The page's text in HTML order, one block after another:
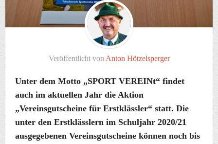
Veröffentlicht von Anton Hötzelsperger
Unter dem Motto „SPORT VEREINt“ findet
auch im aktuellen Jahr die Aktion
„Vereinsgutscheine für Erstklässler“ statt. Die
unter den Erstklässlern im Schuljahr 2020/21
ausgegebenen Vereinsgutscheine können noch bis